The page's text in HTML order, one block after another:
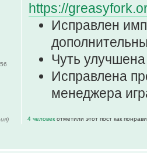
https://
Исправлен
Чуть
Исправлена
менеджера
4 человек отметили этот пост как